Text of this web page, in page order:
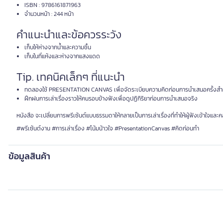
ISBN : 9786161871963
จำนวนหน้า : 244 หน้า
คำแนะนำและข้อควรระวัง
เก็บให้ห่างจากน้ำและความชื้น
เก็บในที่แห้งและห่างจากแสงแดด
Tip. เทคนิคเล็กๆ ที่แนะนำ
ทดลองใช้ PRESENTATION CANVAS เพื่อจัดระเบียบความคิดก่อนการนำเสนอครั้ง
ฝึกฝนการเล่าเรื่องราวให้คนรอบข้างฟังเพื่อดูปฏิกิริยาก่อนการนำเสนอจริง
หนังสือ จะเปลี่ยนการพรีเซ้นต์แบบธรรมดาให้กลายเป็นการเล่าเรื่องที่ทำให้ผู้ฟังเข้าใ
#พรีเซ้นต์งาน #การเล่าเรื่อง #โน้มน้าวใจ #PresentationCanvas #คิดก่อนทำ
ข้อมูลสินค้า